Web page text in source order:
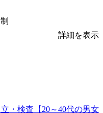
詳細を表示